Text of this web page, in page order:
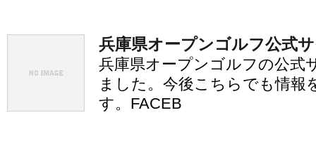
兵庫県オープンゴルフ公式
兵庫県オープンゴルフの公式
ました。今後こちらでも情報
す。FACEB